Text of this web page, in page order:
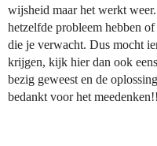
wijsheid maar het werkt
hetzelfde probleem hebben
die je verwacht. Dus mocht
krijgen, kijk hier dan ook
bezig geweest en de
bedankt voor het